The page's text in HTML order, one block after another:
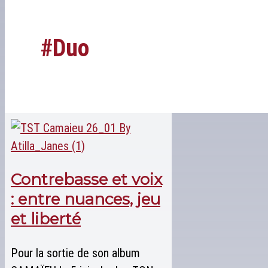
#duo
Contrebasse et voix
: entre nuances, jeu
et liberté
Pour la sortie de son album